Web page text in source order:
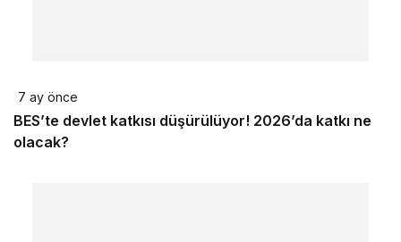
7 ay önce
BES’te devlet katkısı düşürülüyor! 2026’da katkı ne
olacak?